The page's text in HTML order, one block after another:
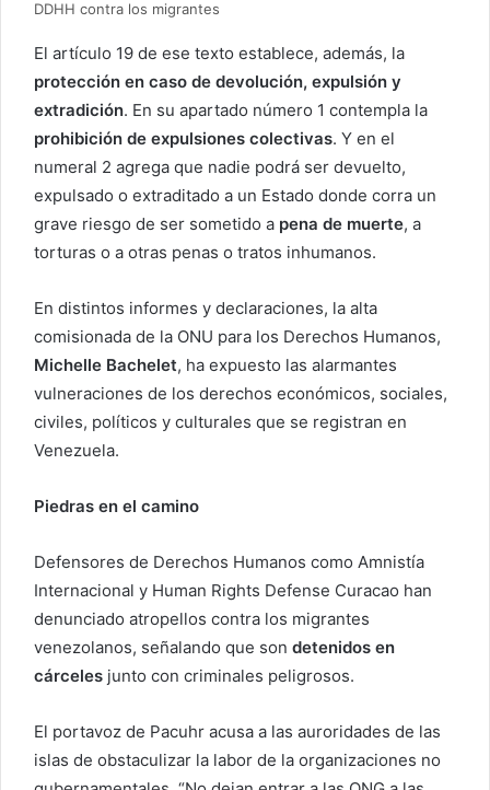
DDHH contra los migrantes
El artículo 19 de ese texto establece, además, la
protección en caso de devolución, expulsión y
extradición. En su apartado número 1 contempla la
prohibición de expulsiones colectivas. Y en el
numeral 2 agrega que nadie podrá ser devuelto,
expulsado o extraditado a un Estado donde corra un
grave riesgo de ser sometido a pena de muerte, a
torturas o a otras penas o tratos inhumanos.
En distintos informes y declaraciones, la alta
comisionada de la ONU para los Derechos Humanos,
Michelle Bachelet, ha expuesto las alarmantes
vulneraciones de los derechos económicos, sociales,
civiles, políticos y culturales que se registran en
Venezuela.
Piedras en el camino
Defensores de Derechos Humanos como Amnistía
Internacional y Human Rights Defense Curacao han
denunciado atropellos contra los migrantes
venezolanos, señalando que son detenidos en
cárceles junto con criminales peligrosos.
El portavoz de Pacuhr acusa a las auroridades de las
islas de obstaculizar la labor de la organizaciones no